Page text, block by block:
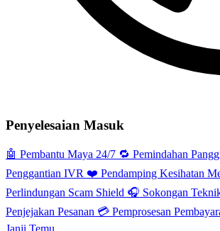
Penyelesaian Masuk
🤖 Pembantu Maya 24/7 🔁 Pemindahan
Penggantian IVR ❤️ Pendamping Kesihatan
Perlindungan Scam Shield 🎧 Sokongan
Penjejakan Pesanan 💳 Pemprosesan